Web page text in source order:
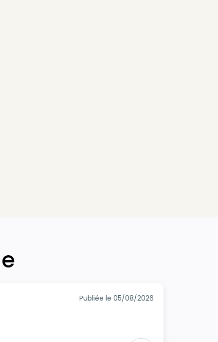
Publiée le 05/08/2026